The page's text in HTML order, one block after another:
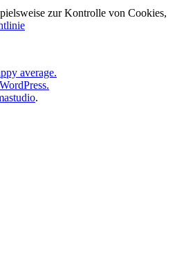
zur Kontrolle von Cookies,
average.
WordPress.
.